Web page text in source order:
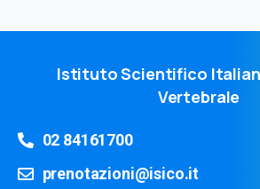
Istituto Scientifico
Vertebrale
02 84161700
prenotazioni@isico.it